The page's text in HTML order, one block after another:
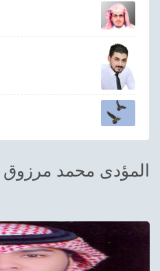
احدث الفيديوهات
ترفيهي
Asian
Foreign
Sudani tones
المؤدى محمد مرزوق